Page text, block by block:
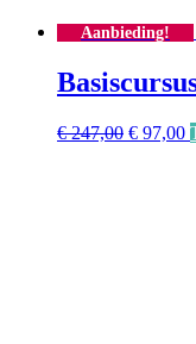
Aanbieding!
€247,00 € 97,00